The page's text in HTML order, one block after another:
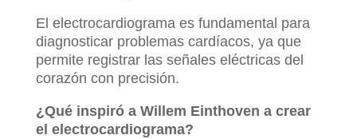
El electrocardiograma es fundamental para
diagnosticar problemas cardíacos, ya que
permite registrar las señales eléctricas del
corazón con precisión.
¿Qué inspiró a Willem Einthoven a crear
el electrocardiograma?